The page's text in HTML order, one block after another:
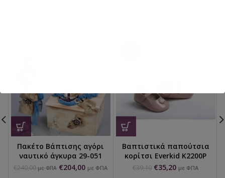
Πακέτο Βάπτισης αγόρι
ναυτικό άγκυρα 29-051
€240,00 με ΦΠΑ €204,00 με ΦΠΑ
Βαπτιστικά παπούτσια
κορίτσι Everkid K2200Ρ
€39,10 €35,20 με ΦΠΑ